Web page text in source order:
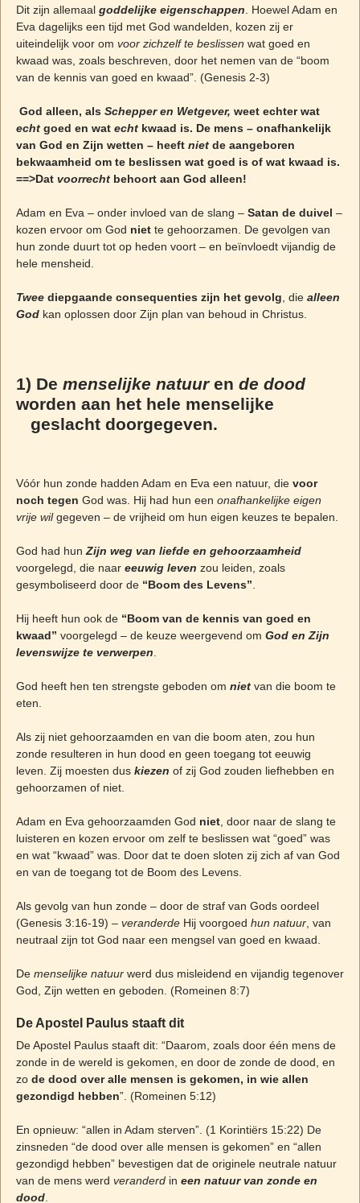
Dit zijn allemaal goddelijke eigenschappen . Hoewel Adam en
Eva dagelijks een tijd met God wandelden, kozen zij er
uiteindelijk voor om voor zichzelf te beslissen wat goed en
kwaad was, zoals beschreven, door het nemen van de “boom
van de kennis van goed en kwaad”. (Genesis 2-3)
God alleen, als Schepper en Wetgever, weet echter wat
echtgoed en wat echtkwaad is. De mens – onafhankelijk
van God en Zijn wetten – heeft nietde aangeboren
bekwaamheid om te beslissen wat goed is of wat kwaad is.
==>Dat voorrechtbehoort aan God alleen!
Adam en Eva – onder invloed van de slang – Satan de duivel –
kozen ervoor om God niette gehoorzamen. De gevolgen van
hun zonde duurt tot op heden voort – en beïnvloedt vijandig de
hele mensheid.
Tweediepgaande consequenties zijn het gevolg , die alleen
Godkan oplossen door Zijn plan van behoud in Christus.
1) De menselijke natuuren de dood
worden aan het hele menselijke
geslacht doorgegeven.
Vóór hun zonde hadden Adam en Eva een natuur, die voor
noch tegen God was. Hij had hun een onafhankelijke eigen
vrije wilgegeven – de vrijheid om hun eigen keuzes te bepalen.
God had hun Zijn weg van liefde en gehoorzaamheid
voorgelegd, die naar eeuwig leven zou leiden, zoals
gesymboliseerd door de “Boom des Levens”
Hij heeft hun ook de “Boom van de kennis van goed en
kwaad” voorgelegd – de keuze weergevend om God en Zijn
levenswijze te verwerpen
God heeft hen ten strengste geboden om niet van die boom te
eten.
Als zij niet gehoorzaamden en van die boom aten, zou hun
zonde resulteren in hun dood en geen toegang tot eeuwig
leven. Zij moesten dus kiezen of zij God zouden liefhebben en
gehoorzamen of niet.
Adam en Eva gehoorzaamden God niet, door naar de slang te
luisteren en kozen ervoor om zelf te beslissen wat “goed” was
en wat “kwaad” was. Door dat te doen sloten zij zich af van God
en van de toegang tot de Boom des Levens.
Als gevolg van hun zonde – door de straf van Gods oordeel
(Genesis 3:16-19) – veranderdeHij voorgoed hun natuur, van
neutraal zijn tot God naar een mengsel van goed en kwaad.
De menselijke natuurwerd dus misleidend en vijandig tegenover
God, Zijn wetten en geboden. (Romeinen 8:7)
De Apostel Paulus staaft dit
De Apostel Paulus staaft dit: “Daarom, zoals door één mens de
zonde in de wereld is gekomen, en door de zonde de dood, en
zo de dood over alle mensen is gekomen, in wie allen
gezondigd hebben”. (Romeinen 5:12)
En opnieuw: “allen in Adam sterven”. (1 Korintiërs 15:22) De
zinsneden “de dood over alle mensen is gekomen” en “allen
gezondigd hebben” bevestigen dat de originele neutrale natuur
van de mens werd veranderdin een natuur van zonde en
dood.